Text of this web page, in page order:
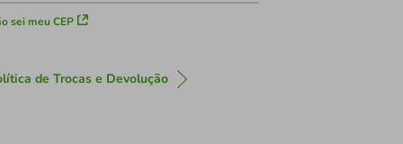
sei meu CEP
de Trocas e Devolução